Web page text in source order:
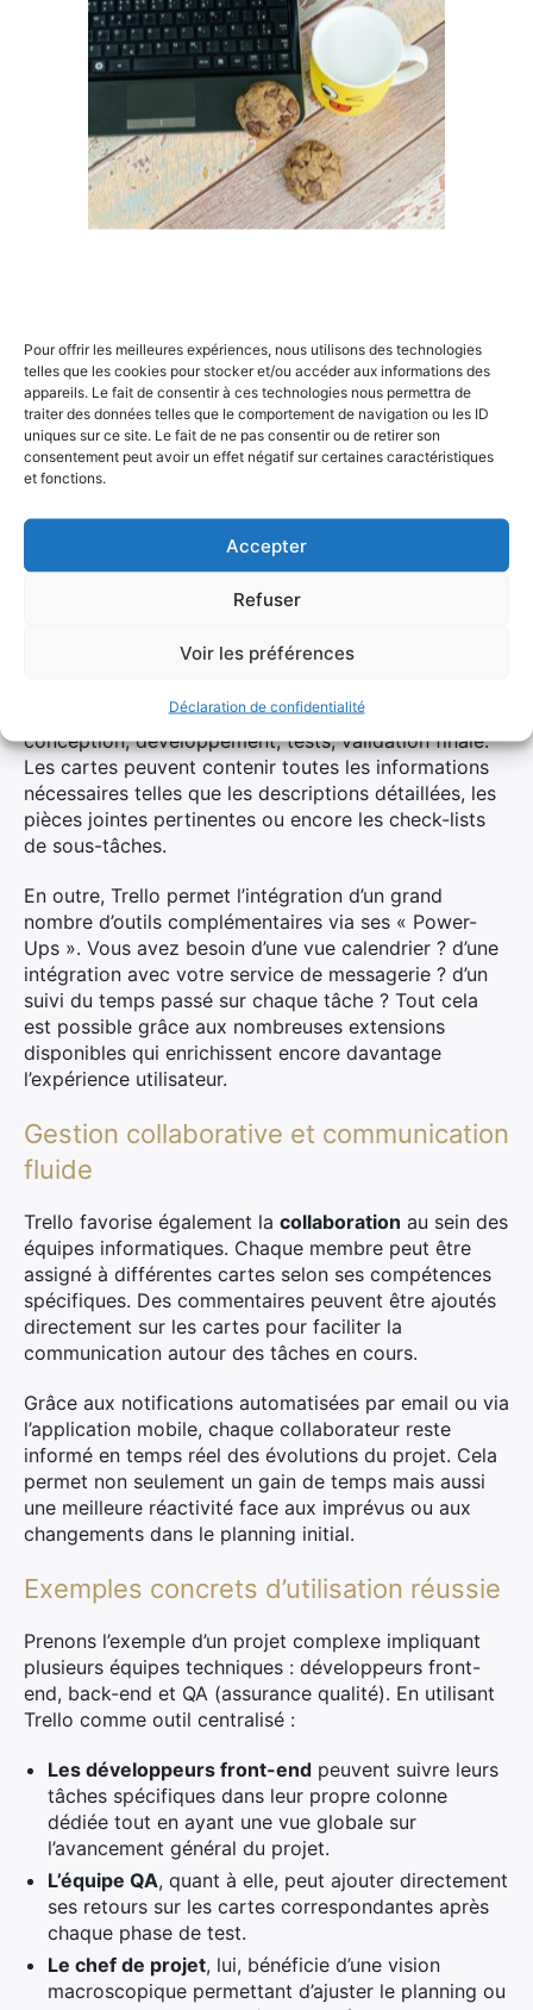
Pour offrir les meilleures expériences, nous utilisons des technologies
telles que les cookies pour stocker et/ou accéder aux informations des
appareils. Le fait de consentir à ces technologies nous permettra de
traiter des données telles que le comportement de navigation ou les ID
uniques sur ce site. Le fait de ne pas consentir ou de retirer son
consentement peut avoir un effet négatif sur certaines caractéristiques
et fonctions.
Accepter
Refuser
Voir les préférences
Déclaration de confidentialité
Trello se distingue par sa simplicité d’utilisation.
Même les membres les moins technophiles de votre
équipe peuvent rapidement s’approprier l’outil. La
prise en main est quasi instantanée grâce à une
interface visuelle basée sur des tableaux, des listes
et des cartes. Ces éléments permettent de structurer
les tâches avec une grande clarté, facilitant ainsi le
suivi des projets.
depuis n’importe quel appareil connecté à Internet.
Cetteaccessibilité accrueassure une continuité
dans la gestion des tâches et permet aux équipes
dispersées géographiquement de rester
synchronisées.
Flexibilité et personnalisation des
tableaux Trello
L’un des atouts majeurs de Trello réside dans sa
selon les besoins spécifiques du projet. Par exemple,
clé du développement logiciel : planification,
conception, développement, tests, validation finale.
Les cartes peuvent contenir toutes les informations
nécessaires telles que les descriptions détaillées, les
pièces jointes pertinentes ou encore les check-lists
de sous-tâches.
En outre, Trello permet l’intégration d’un grand
nombre d’outils complémentaires via ses « Power-
Ups ». Vous avez besoin d’une vue calendrier ? d’une
intégration avec votre service de messagerie ? d’un
suivi du temps passé sur chaque tâche ? Tout cela
est possible grâce aux nombreuses extensions
disponibles qui enrichissent encore davantage
l’expérience utilisateur.
Gestion collaborative et communication
fluide
Trello favorise également la collaboration au sein des
équipes informatiques. Chaque membre peut être
assigné à différentes cartes selon ses compétences
spécifiques. Des commentaires peuvent être ajoutés
directement sur les cartes pour faciliter la
communication autour des tâches en cours.
Grâce aux notifications automatisées par email ou via
l’application mobile, chaque collaborateur reste
informé en temps réel des évolutions du projet. Cela
permet non seulement un gain de temps mais aussi
une meilleure réactivité face aux imprévus ou aux
changements dans le planning initial.
Exemples concrets d’utilisation réussie
Prenons l’exemple d’un projet complexe impliquant
plusieurs équipes techniques : développeurs front-
end, back-end et QA (assurance qualité). En utilisant
Trello comme outil centralisé :
Les développeurs front-end peuvent suivre leurs
tâches spécifiques dans leur propre colonne
dédiée tout en ayant une vue globale sur
l’avancement général du projet.
L’équipe QA, quant à elle, peut ajouter directement
ses retours sur les cartes correspondantes après
chaque phase de test.
Le chef de projet, lui, bénéficie d’une vision
macroscopique permettant d’ajuster le planning ou
×
Rechercher
: